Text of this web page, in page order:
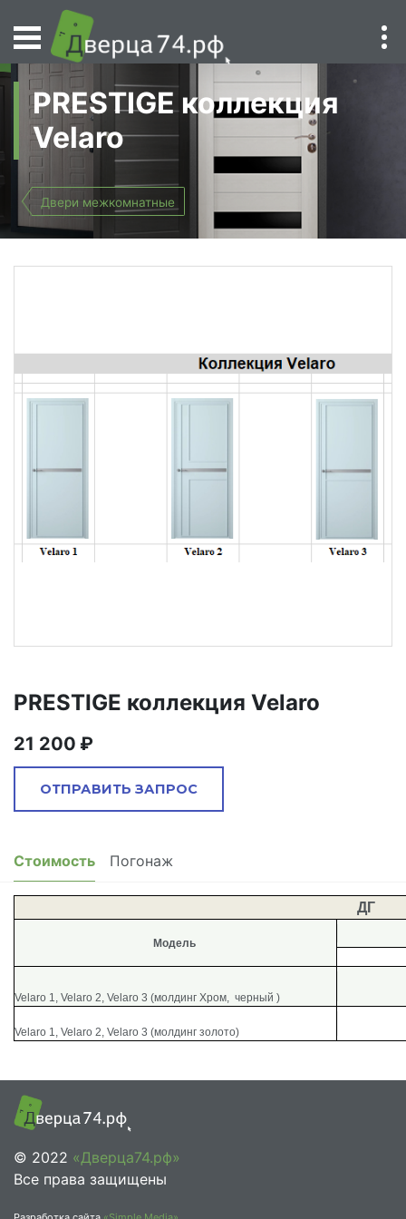
PRESTIGE коллекция
Velaro
Двери межкомнатные
PRESTIGE коллекция Velaro
21 200
ОТПРАВИТЬ ЗАПРОС
Стоимость Погонаж
ДГ
Модель
Velaro 1, Velaro 2, Velaro 3 (молдинг Хром, черный )
Velaro 1, Velaro 2, Velaro 3 (молдинг золото)
© 2022 «Дверца74.рф»
Все права защищены